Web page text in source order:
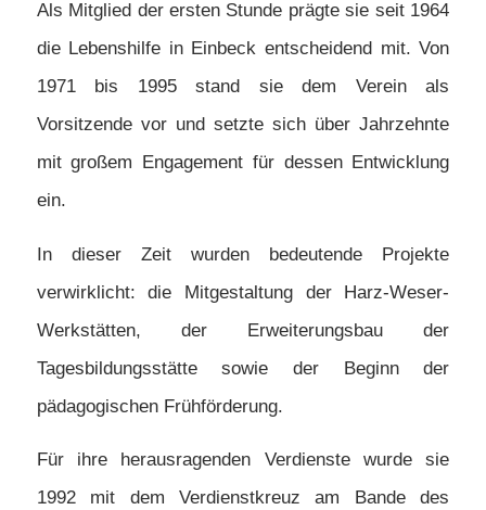
Als Mitglied der ersten Stunde prägte sie seit 1964
die Lebenshilfe in Einbeck entscheidend mit. Von
1971 bis 1995 stand sie dem Verein als
Vorsitzende vor und setzte sich über Jahrzehnte
mit großem Engagement für dessen Entwicklung
ein.
In dieser Zeit wurden bedeutende Projekte
verwirklicht: die Mitgestaltung der Harz-Weser-
Werkstätten, der Erweiterungsbau der
Tagesbildungsstätte sowie der Beginn der
pädagogischen Frühförderung.
Für ihre herausragenden Verdienste wurde sie
1992 mit dem Verdienstkreuz am Bande des